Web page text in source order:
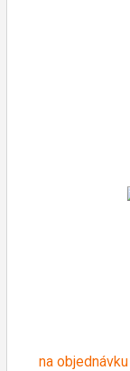
na objednávku